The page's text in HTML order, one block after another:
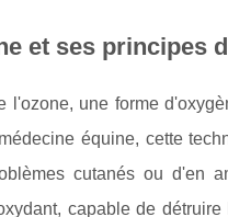
et ses principes
une forme
équine, cette
cutanés ou d'en
capable de